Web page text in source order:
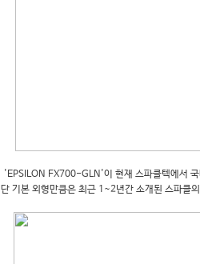
'EPSILON FX700-GLN'이 현재 스파클텍에서
단 기본 외형만큼은 최근 1~2년간 소개된 스파클